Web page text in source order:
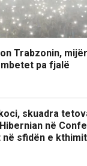
Trabzonin,
pa fjalë
skuadra
në
sfidën e kthimit